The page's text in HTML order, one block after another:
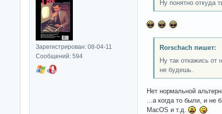
Зарегистрирован: 08-04-11
Сообщений: 594
Ну понятно откуда
Rorschach пишет:
Ну так откажись от
не будешь.
Нет нормальной
...а когда то были, и не
MacOS и т.д.